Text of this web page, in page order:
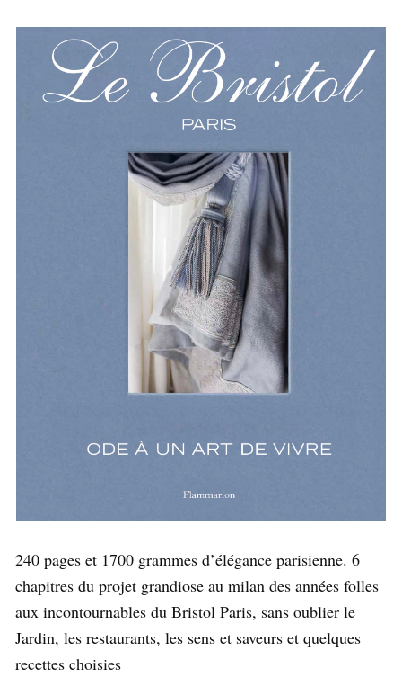
240 pages et 1700 grammes d’élégance parisienne. 6
chapitres du projet grandiose au milan des années folles
aux incontournables du Bristol Paris, sans oublier le
Jardin, les restaurants, les sens et saveurs et quelques
recettes choisies